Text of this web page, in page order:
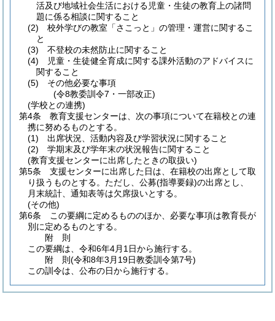
活及び地域社会生活における児童・生徒の教育上の諸問
題に係る相談に関すること
(2)
校外学びの教室「さこっと」の管理・運営に関するこ
と
(3)
不登校の未然防止に関すること
(4)
児童・生徒健全育成に関する課外活動のアドバイスに
関すること
(5)
その他必要な事項
(令8教委訓令7・一部改正)
(学校との連携)
第4条
教育支援センターは、次の事項について在籍校との連
携に努めるものとする。
(1)
出席状況、活動内容及び学習状況に関すること
(2)
学期末及び学年末の状況報告に関すること
(教育支援センターに出席したときの取扱い)
第5条
支援センターに出席した日は、在籍校の出席として取
り扱うものとする。 ただし、公募(指導要録)の出席とし、
月末統計、通知表等は欠席扱いとする。
(その他)
第6条
この要綱に定めるもののほか、必要な事項は教育長が
別に定めるものとする。
附 則
この要綱は、令和6年4月1日から施行する。
附 則(令和8年3月19日教委訓令第7号)
この訓令は、公布の日から施行する。